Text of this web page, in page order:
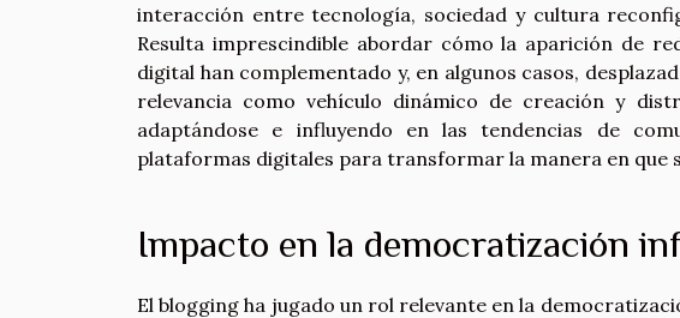
interacción entre tecnología, sociedad y cultura
Resulta imprescindible abordar cómo la aparición de
digital han complementado y, en algunos casos,
relevancia como vehículo dinámico de creación y
adaptándose e influyendo en las tendencias de
plataformas digitales para transformar la manera en que
Impacto en la democratización
El blogging ha jugado un rol relevante en la